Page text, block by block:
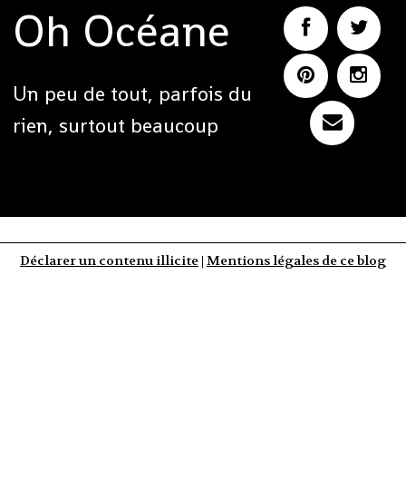
Oh Océane
Un peu de tout, parfois du
rien, surtout beaucoup
Déclarer un contenu illicite | Mentions légales de ce blog